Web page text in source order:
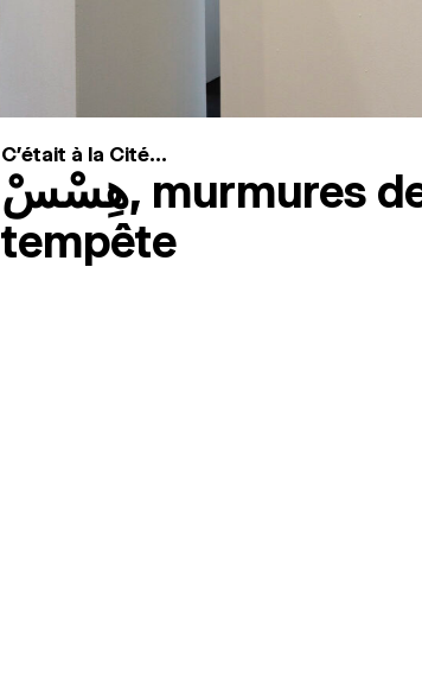
C'était à la Cité...
هِسْسْ, murmures de
tempête